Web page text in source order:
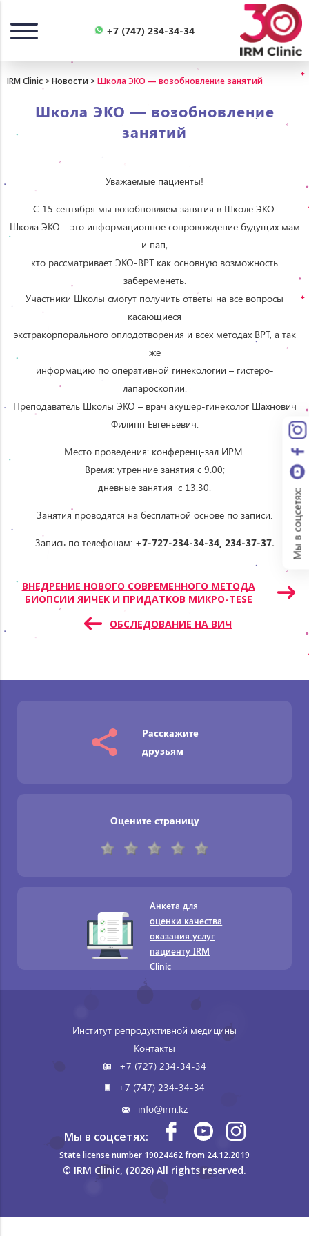
+7 (747) 234-34-34
IRM Clinic >Новости >Школа ЭКО — возобновление занятий
Школа ЭКО — возобновление
занятий
Уважаемые пациенты!
С 15 сентября мы возобновляем занятия в Школе ЭКО.
Школа ЭКО – это информационное сопровождение будущих мам
и пап,
кто рассматривает ЭКО-ВРТ как основную возможность
забеременеть.
Участники Школы смогут получить ответы на все вопросы
касающиеся
экстракорпорального оплодотворения и всех методах ВРТ, а так
же
информацию по оперативной гинекологии – гистеро-
лапароскопии.
Преподаватель Школы ЭКО – врач акушер-гинеколог Шахнович
Филипп Евгеньевич.
Место проведения: конференц-зал ИРМ.
Время: утренние занятия с 9.00;
дневные занятия с 13.30.
Занятия проводятся на бесплатной основе по записи.
Запись по телефонам:+7-727-234-34-34, 234-37-37.
Навигация
ВНЕДРЕНИЕ НОВОГО СОВРЕМЕННОГО МЕТОДА
БИОПСИИ ЯИЧЕК И ПРИДАТКОВ МИКРО-TESE
ОБСЛЕДОВАНИЕ НА ВИЧ
Расскажите
друзьям
Оцените страницу
Анкета для
оценки качества
оказания услуг
пациенту IRM
Clinic
Институт репродуктивной медицины
Контакты
+7 (727) 234-34-34
+7 (747) 234-34-34
info@irm.kz
Мы в соцсетях:
State license number 19024462 from 24.12.2019
© IRM Clinic, (2026) All rights reserved.
Мы в соцсетях: